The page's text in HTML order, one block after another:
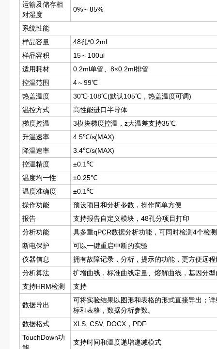
运输及储存相
对湿度
0%～85%
系统性能
样品容量
48孔*0.2ml
样品容积
15～100ul
适用耗材
0.2ml单管、8×0.2ml排管
控温范围
4～99℃
热盖温度
30℃-108℃(默认105℃，热盖温度可调)
温控方式
高性能进口半导体
梯度控温
3模块梯度控温，z大温差支持35℃
升温速率
4.5℃/s(MAX)
降温速率
3.4℃/s(MAX)
控温精度
±0.1℃
温度均一性
±0.25℃
温度准确度
±0.1℃
操作功能
预设项目和分析参数，操作简单方便
报告
支持报告自定义模块，48孔分项目打印
分析功能
具多重qPCR数据分析功能，可同时检测4个检
断电保护
可以一键重启中断的实验
仪器信息
拥有故障记录，分析，提示的功能，更方便远
分析算法
扩增曲线，标准曲线定量、熔解曲线，基因分
支持HRM检测
支持
数据导出
可将实验结果以图形和表格的形式直接导出；
标和表格，数据分析参数。
数据格式
XLS, CSV, DOCX，PDF
TouchDown功
支持时间和温度递增递减模式